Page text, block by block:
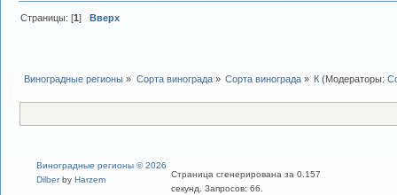
Страницы: [1] Вверх
Виноградные регионы » Сорта винограда» Сорта винограда» К (Модераторы:
Виноградные регионы © 2026
Dilberby Harzem
Страница сгенерирована за 0.157
секунд. Запросов: 66.